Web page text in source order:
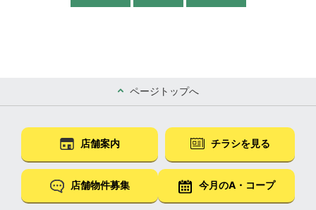
ページトップへ
店舗案内 チラシを見る
店舗物件募集 今月のA・コープ